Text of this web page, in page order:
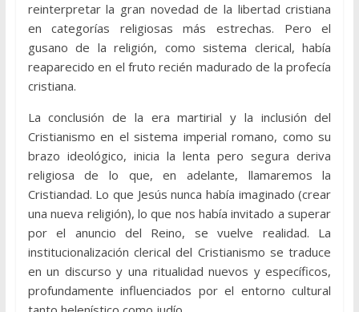
reinterpretar la gran novedad de la libertad cristiana
en categorías religiosas más estrechas. Pero el
gusano de la religión, como sistema clerical, había
reaparecido en el fruto recién madurado de la profecía
cristiana.
La conclusión de la era martirial y la inclusión del
Cristianismo en el sistema imperial romano, como su
brazo ideológico, inicia la lenta pero segura deriva
religiosa de lo que, en adelante, llamaremos la
Cristiandad. Lo que Jesús nunca había imaginado (crear
una nueva religión), lo que nos había invitado a superar
por el anuncio del Reino, se vuelve realidad. La
institucionalización clerical del Cristianismo se traduce
en un discurso y una ritualidad nuevos y específicos,
profundamente influenciados por el entorno cultural